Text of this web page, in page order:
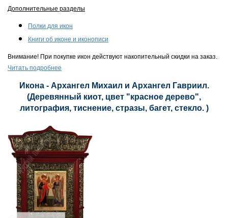
Дополнительные разделы
Полки для икон
Книги об иконе и иконописи
Внимание! При покупке икон действуют накопительный скидки на заказ.
Читать подробнее
Икона - Архангел Михаил и Архангел Гавриил.
(Деревянный киот, цвет "красное дерево",
литография, тиснение, стразы, багет, стекло. )